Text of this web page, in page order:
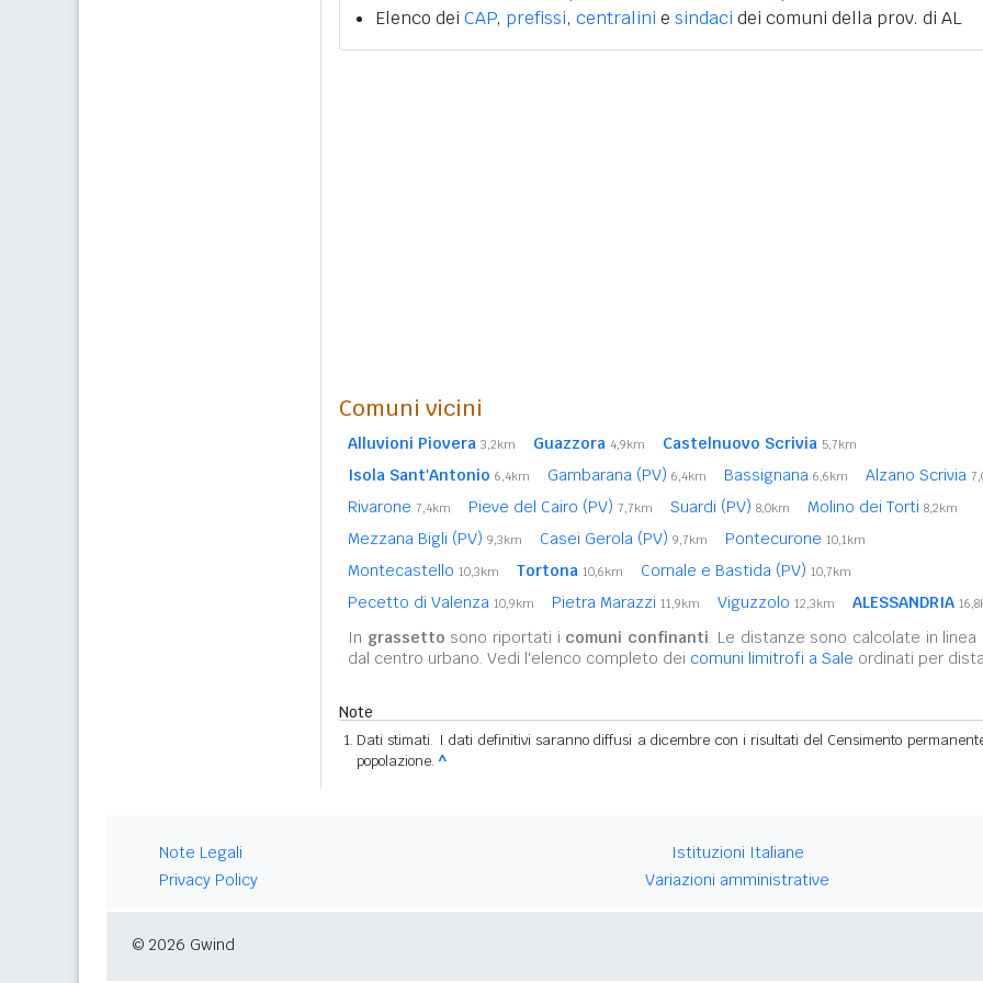
Elenco dei CAP, prefissi, centralini e sindaci dei comuni della prov. di AL
Comuni vicini
Alluvioni Piovera 3,2km Guazzora 4,9km Castelnuovo Scrivia 5,7km
Isola Sant'Antonio 6,4km Gambarana (PV) 6,4km Bassignana 6,6km Alzano Scrivia
Rivarone 7,4km Pieve del Cairo (PV) 7,7km Suardi (PV) 8,0km Molino dei Torti 8,2km
Mezzana Bigli (PV) 9,3km Casei Gerola (PV) 9,7km Pontecurone 10,1km
Montecastello 10,3km Tortona 10,6km Cornale e Bastida (PV) 10,7km
Pecetto di Valenza 10,9km Pietra Marazzi 11,9km Viguzzolo 12,3km ALESSANDRIA
In grassetto sono riportati i comuni confinanti. Le distanze sono calcolate in linea
dal centro urbano. Vedi l'elenco completo dei comuni limitrofi a Sale ordinati per
Note
Dati stimati. I dati definitivi saranno diffusi a dicembre con i risultati del Censimento
popolazione. ^
Note Legali
Privacy Policy
Istituzioni Italiane
Variazioni amministrative
© 2026 Gwind